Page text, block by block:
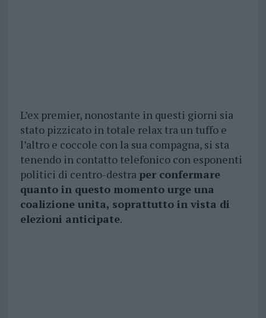
L’ex premier, nonostante in questi giorni sia
stato pizzicato in totale relax tra un tuffo e
l’altro e coccole con la sua compagna, si sta
tenendo in contatto telefonico con esponenti
politici di centro-destra per confermare
quanto in questo momento urge una
coalizione unita, soprattutto in vista di
elezioni anticipate.